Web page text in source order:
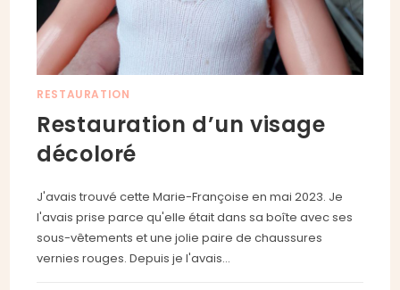
RESTAURATION
Restauration d’un visage
décoloré
J'avais trouvé cette Marie-Françoise en mai 2023. Je
l'avais prise parce qu'elle était dans sa boîte avec ses
sous-vêtements et une jolie paire de chaussures
vernies rouges. Depuis je l'avais…